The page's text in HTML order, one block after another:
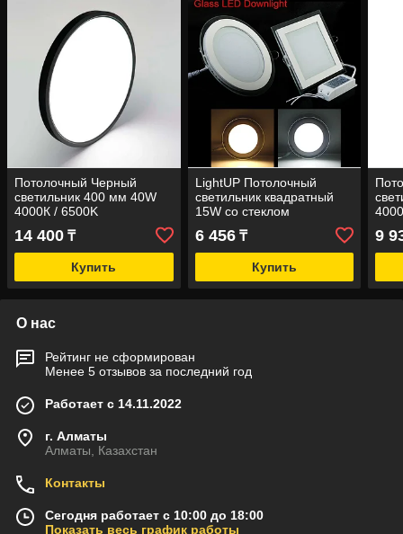
Потолочный Черный
светильник 400 мм 40W
4000К / 6500K
(накладной)
14 400 ₸
Купить
LightUP Потолочный
светильник квадратный
15W со стеклом
6 456₸
Купить
9
О нас
Рейтинг не сформирован
Менее 5 отзывов за последний год
Работает с 14.11.2022
г. Алматы
Алматы, Казахстан
Контакты
Сегодня работает с 10:00 до 18:00
Показать весь график работы